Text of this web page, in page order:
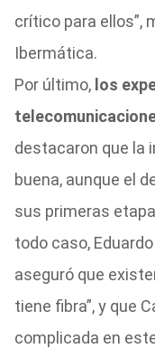
crítico para ellos”,
Ibermática.
Por último, los
destacaron que la
buena, aunque el
sus primeras
todo caso,
aseguró que
tiene fibra”, y que
complicada en